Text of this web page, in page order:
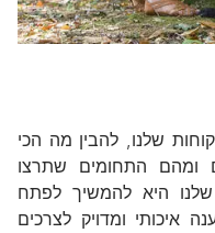
שלנו, להבין מה הכי
ומהם התחומים שתרצו
היא להמשיך לפתח
איכותי ומדויק לצרכים